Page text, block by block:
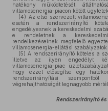
hatékony működtetését,
villamosenergia-piacon kötött
(4) Az első szervezett
esetén a rendszerirányító
engedélyesnek a kereskedelmi
e rendeletnek a
rendelkezéseinek megfelelő
villamosenergia-ellátási szabályzatok
(5) A rendszerirányító köteles a
illetve az ilyen engedélyt
villamosenergia-piac
hogy ezzel elősegítse egy
rendszerirányítási
végrehajthatóságát legnagyobb
Rendszerirányító